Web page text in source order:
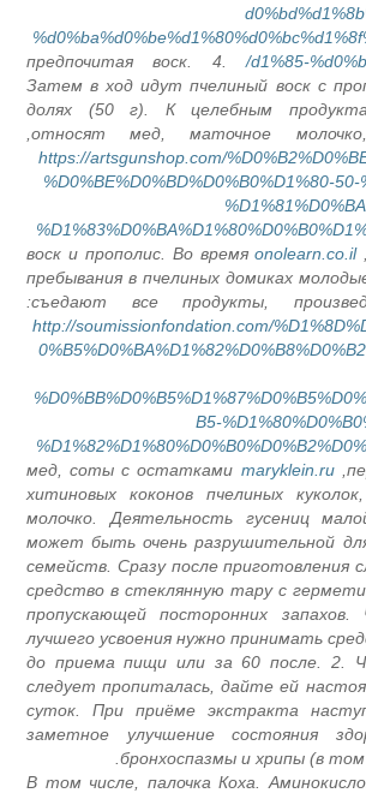
d1%85-
предпочитая воск. 4.
Затем в ход идут пчелиный воск с
долях (50 г). К целебным
относят мед, маточное
https://artsgunshop.com/
воск и прополис. Во время
пребывания в пчелиных домиках
съедают все продукты,
http://soumissionfondation.com/
B5-
maryklein.ru
мед, соты с остатками
хитиновых коконов пчелиных
молочко. Деятельность гусениц
может быть очень
семейств. Сразу после
средство в стеклянную тару с
пропускающей посторонних
лучшего усвоения нужно принимать
до приема пищи или за 60 после.
следует пропиталась, дайте ей
суток. При приёме экстракта
заметное улучшение состояния
бронхоспазмы и хрипы (в
В том числе, палочка Коха.